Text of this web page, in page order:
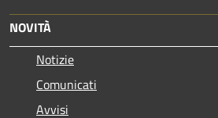
NOVITÀ
Notizie
Comunicati
Avvisi